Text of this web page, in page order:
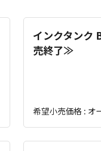
インクタンク
売終了≫
希望小売価格 : オ